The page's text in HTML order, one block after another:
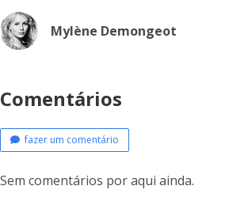
Mylène Demongeot
Comentários
fazer um comentário
Sem comentários por aqui ainda.